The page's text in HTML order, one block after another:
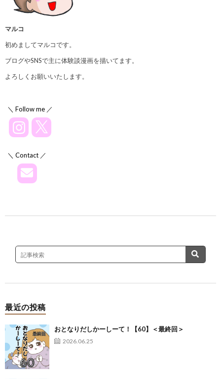
マルコ
初めましてマルコです。
ブログやSNSで主に体験談漫画を描いてます。
よろしくお願いいたします。
＼ Follow me ／
＼ Contact ／
最近の投稿
おとなりだしかーしーて！【60】＜最終回＞
2026.06.25